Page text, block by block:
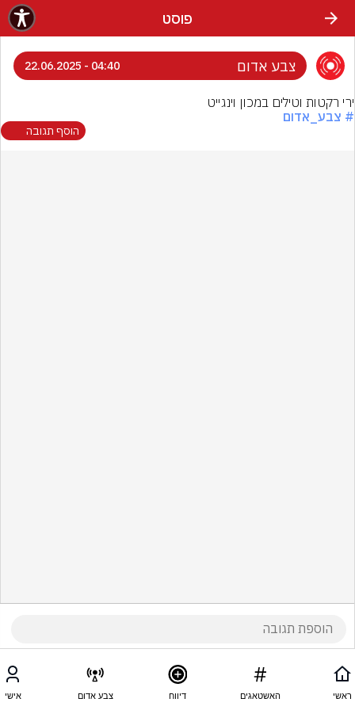
פוסט
צבע אדום 04:40 - 22.06.2025
ירי רקטות וטילים במכון וינגייט
# צבע_אדום
הוסף תגובה
ראשי האשטאגים דיווח צבע אדום אישי